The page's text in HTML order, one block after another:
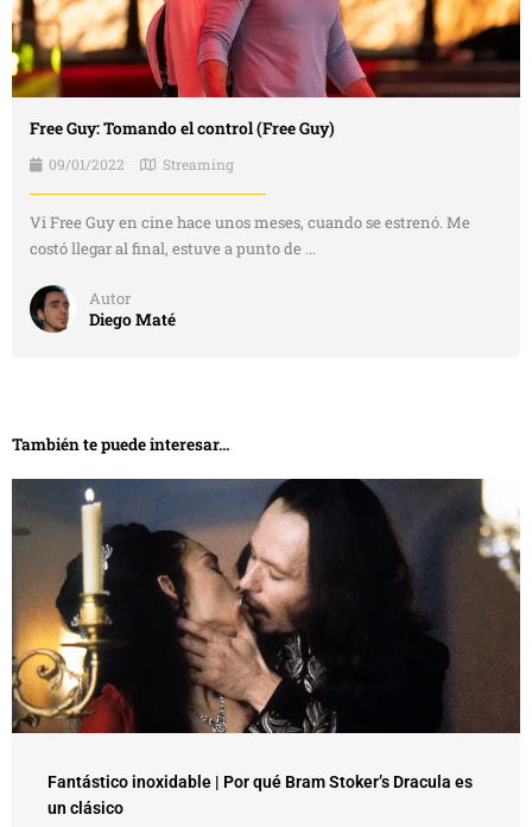
Free Guy: Tomando el control (Free Guy)
09/01/2022 Streaming
Vi Free Guy en cine hace unos meses, cuando se estrenó. Me
costó llegar al final, estuve a punto de ...
Autor
Diego Maté
También te puede interesar...
Fantástico inoxidable | Por qué Bram Stoker’s Dracula es
un clásico